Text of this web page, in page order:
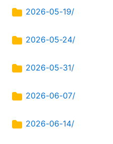
2026-05-19/
2026-05-24/
2026-05-31/
2026-06-07/
2026-06-14/